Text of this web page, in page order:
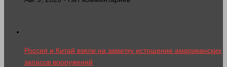
Россия и Китай взяли на заметку истощение американских
запасов вооружений